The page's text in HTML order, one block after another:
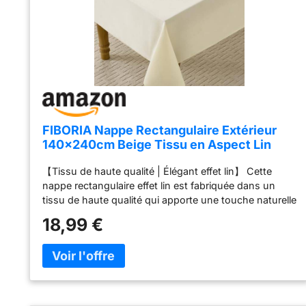
FIBORIA Nappe Rectangulaire Extérieur
140x240cm Beige Tissu en Aspect Lin
Tissu Eleglant Protection de Table pour
Printemps,Pâques,Mariage,Cuisine,Jardin
,Buffet
【Tissu de haute qualité | Élégant effet lin】 Cette
nappe rectangulaire effet lin est fabriquée dans un
tissu de haute qualité qui apporte une touche naturelle
résistante à la déformation, durable et sans odeur
désagréable. Idéale pour protéger la table tout en
embellissant votre décoration intérieure. 【 Anti-
taches et déperlante | Entretien facile au quotidien】
La surface bénéficie d’un traitement déperlant : les
18,99 €